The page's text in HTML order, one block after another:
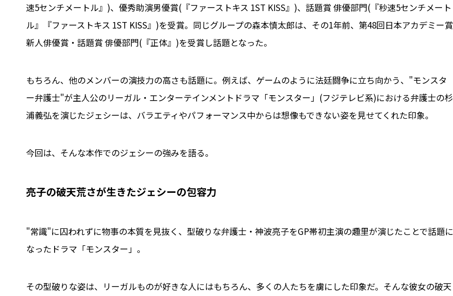
速5センチメートル』)、優秀助演男優賞(『ファーストキス 1ST KISS』)、話題賞 俳優部門(『秒速5センチメート
ル』『ファーストキス 1ST KISS』)を受賞。同じグループの森本慎太郎は、その1年前、第48回日本アカデミー賞
新人俳優賞・話題賞 俳優部門(『正体』)を受賞し話題となった。
もちろん、他のメンバーの演技力の高さも話題に。例えば、ゲームのように法廷闘争に立ち向かう、"モンスタ
ー弁護士"が主人公のリーガル・エンターテインメントドラマ「モンスター」(フジテレビ系)における弁護士の杉
浦義弘を演じたジェシーは、バラエティやパフォーマンス中からは想像もできない姿を見せてくれた印象。
今回は、そんな本作でのジェシーの強みを語る。
亮子の破天荒さが生きたジェシーの包容力
"常識"に囚われずに物事の本質を見抜く、型破りな弁護士・神波亮子をGP帯初主演の趣里が演じたことで話題に
なったドラマ「モンスター」。
その型破りな姿は、リーガルものが好きな人にはもちろん、多くの人たちを虜にした印象だ。そんな彼女の破天